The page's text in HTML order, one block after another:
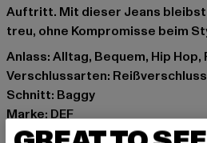
Auftritt. Mit dieser Jeans bleibst
treu, ohne Kompromisse beim
Anlass: Alltag, Bequem, Hip
Verschlussarten: Reißverschluss
Schnitt: Baggy
Marke: DEF
Kat.: Baggys